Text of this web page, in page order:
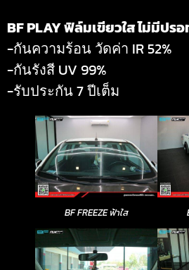
BF PLAY ฟิล์มเขียวใส ไม่มีปร
-กันความร้อน วัดค่า IR 52%
-กันรังสี UV 99%
-รับประกัน 7 ปีเต็ม
BF FREEZE ฟ้าใส